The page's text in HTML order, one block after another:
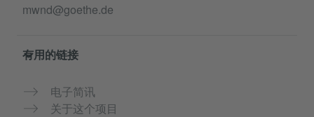
mwnd@goethe.de
有用的链接
电子简讯
关于这个项目